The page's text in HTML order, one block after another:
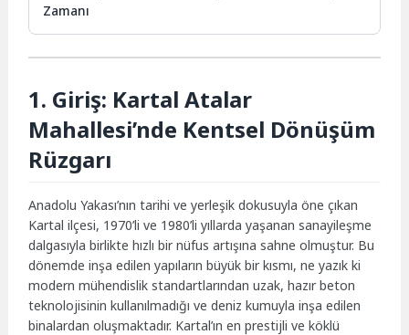
Zamanı
1. Giriş: Kartal Atalar
Mahallesi’nde Kentsel Dönüşüm
Rüzgarı
Anadolu Yakası’nın tarihi ve yerleşik dokusuyla öne çıkan
Kartal ilçesi, 1970’li ve 1980’li yıllarda yaşanan sanayileşme
dalgasıyla birlikte hızlı bir nüfus artışına sahne olmuştur. Bu
dönemde inşa edilen yapıların büyük bir kısmı, ne yazık ki
modern mühendislik standartlarından uzak, hazır beton
teknolojisinin kullanılmadığı ve deniz kumuyla inşa edilen
binalardan oluşmaktadır. Kartal’ın en prestijli ve köklü